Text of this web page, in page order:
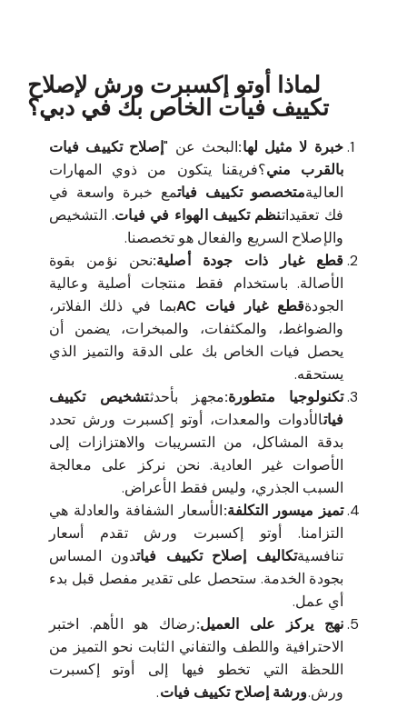
لماذا أوتو إكسبرت ورش لإصلاح
تكييف فيات الخاص بك في دبي؟
خبرة لا مثيل لها:البحث عن "إصلاح تكييف فيات
بالقرب مني؟فريقنا يتكون من ذوي المهارات
العاليةمتخصصو تكييف فياتمع خبرة واسعة في
فك تعقيداتنظم تكييف الهواء في فيات. التشخيص
والإصلاح السريع والفعال هو تخصصنا.
قطع غيار ذات جودة أصلية:نحن نؤمن بقوة
الأصالة. باستخدام فقط منتجات أصلية وعالية
الجودةقطع غيار فيات AC
بما في ذلك الفلاتر،
والضواغط، والمكثفات، والمبخرات، يضمن أن
يحصل فيات الخاص بك على الدقة والتميز الذي
يستحقه.
تكنولوجيا متطورة:مجهز بأحدثتشخيص تكييف
فياتالأدوات والمعدات، أوتو إكسبرت ورش تحدد
بدقة المشاكل، من التسريبات والاهتزازات إلى
الأصوات غير العادية. نحن نركز على معالجة
السبب الجذري، وليس فقط الأعراض.
تميز ميسور التكلفة:الأسعار الشفافة والعادلة هي
التزامنا. أوتو إكسبرت ورش تقدم أسعار
تنافسيةتكاليف إصلاح تكييف فياتدون المساس
بجودة الخدمة. ستحصل على تقدير مفصل قبل بدء
أي عمل.
نهج يركز على العميل:رضاك هو الأهم. اختبر
الاحترافية واللطف والتفاني الثابت نحو التميز من
اللحظة التي تخطو فيها إلى أوتو إكسبرت
ورش.ورشة إصلاح تكييف فيات.